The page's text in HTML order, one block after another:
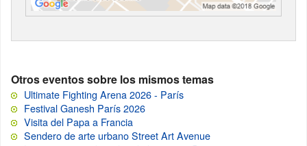
Otros eventos sobre los mismos temas
Ultimate Fighting Arena 2026 - París
Festival Ganesh París 2026
Visita del Papa a Francia
Sendero de arte urbano Street Art Avenue